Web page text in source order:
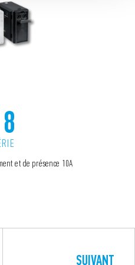
et de présence 10A
SUIVANT